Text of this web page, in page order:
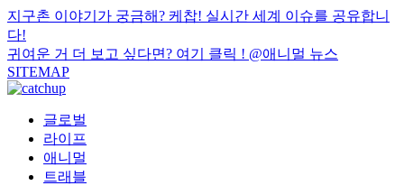
지구촌 이야기가 궁금해? 케찹! 실시간 세계 이슈를 공유합니
다!
귀여운 거 더 보고 싶다면? 여기 클릭 ! @애니멀 뉴스
SITEMAP
글로벌
라이프
애니멀
트래블